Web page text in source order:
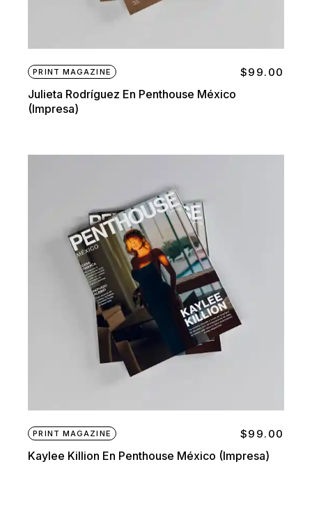
PRINT MAGAZINE
Julieta Rodríguez En Penthouse México
(impresa)
$99.00
PRINT MAGAZINE
Kaylee Killion En Penthouse México (impresa)
$99.00